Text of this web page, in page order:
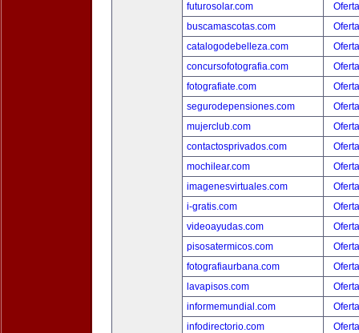
futurosolar.com
buscamascotas.com
catalogodebelleza.com
concursofotografia.com
fotografiate.com
segurodepensiones.com
mujerclub.com
contactosprivados.com
mochilear.com
imagenesvirtuales.com
i-gratis.com
videoayudas.com
pisosatermicos.com
fotografiaurbana.com
lavapisos.com
informemundial.com
infodirectorio.com